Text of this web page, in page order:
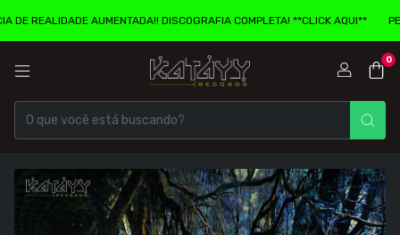
AUMENTADA!! DISCOGRAFIA COMPLETA! **CLICK AQUI**
0